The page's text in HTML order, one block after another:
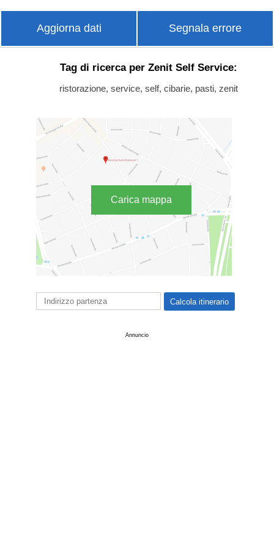
Aggiorna dati Segnala errore
Tag di ricerca per Zenit Self Service:
ristorazione, service, self, cibarie, pasti, zenit
Carica mappa
Annuncio